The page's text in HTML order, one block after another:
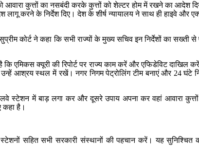
आवारा कुत्तों का नसबंदी करके कुत्तों को शेल्टर होम में रखने का आदेश
करने के निर्देश दिए। देश के शीर्ष न्यायालय ने साथ ही हाइवे
कोर्ट ने कहा कि सभी राज्यों के मुख्य सचिव इन निर्देशों का सख्ती
एमिकस क्यूरी की रिपोर्ट पर राज्य काम करें और एफिडेविट
आश्रय स्थल में रखें। नगर निगम पेट्रोलिंग टीम बनाएं और 24 घंटे
स्टेशन में बाड़ लगा कर और दूसरे उपाय अपना कर वहां आवारा
है।
सहित सभी सरकारी संस्थानों की पहचान करें। यह